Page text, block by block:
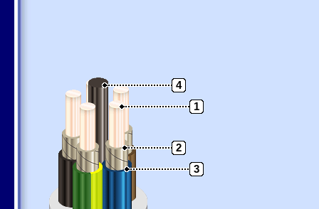
4
1
2
3